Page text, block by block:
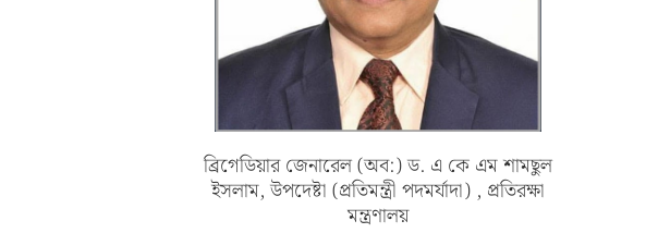
ব্রিগেডিয়ার জেনারেল (অব:) ড. এ কে এম শামছুল
ইসলাম, উপদেষ্টা (প্রতিমন্ত্রী পদমর্যাদা) , প্রতিরক্ষা
মন্ত্রণালয়